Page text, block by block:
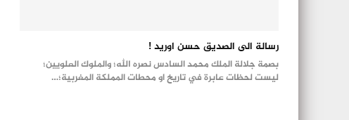
رسالة الى الصديق حسن اوريد !
بصمة جلالة الملك محمد السادس نصره الله؛ والملوك العلويين؛
ليست لحظات عابرة في تاريخ او محطات المملكة المغربية؛…